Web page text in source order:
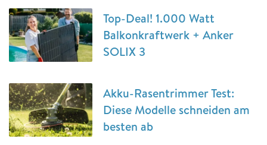
Top-Deal! 1.000 Watt
Balkonkraftwerk + Anker
SOLIX 3
Akku-Rasentrimmer Test:
Diese Modelle schneiden am
besten ab